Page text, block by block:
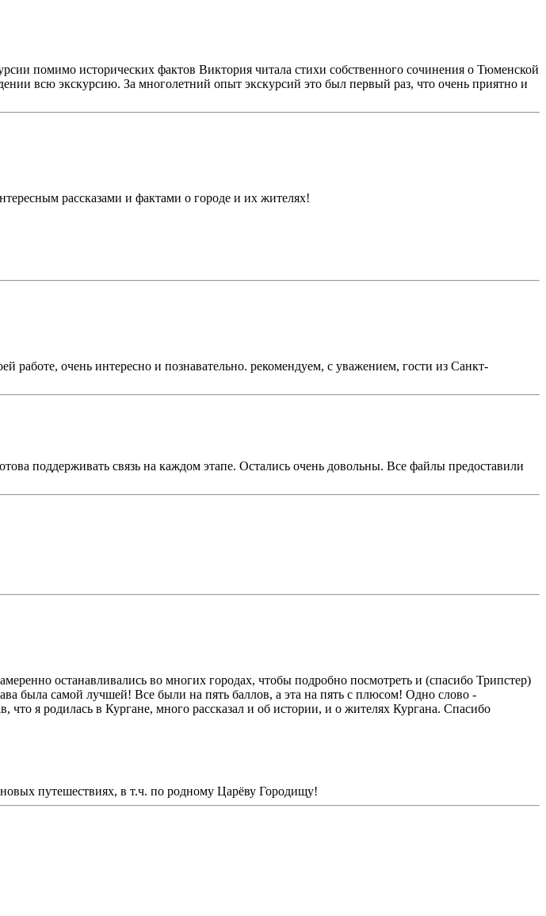
помимо исторических фактов Виктория читала стихи собственного сочинения о Тюменской
всю экскурсию. За многолетний опыт экскурсий это был первый раз, что очень приятно и
рассказами и фактами о городе и их жителях!
работе, очень интересно и познавательно. рекомендуем, с уважением, гости из Санкт-
поддерживать связь на каждом этапе. Остались очень довольны. Все файлы предоставили
останавливались во многих городах, чтобы подробно посмотреть и (спасибо Трипстер)
была самой лучшей! Все были на пять баллов, а эта на пять с плюсом! Одно слово -
я родилась в Кургане, много рассказал и об истории, и о жителях Кургана. Спасибо
путешествиях, в т.ч. по родному Царёву Городищу!